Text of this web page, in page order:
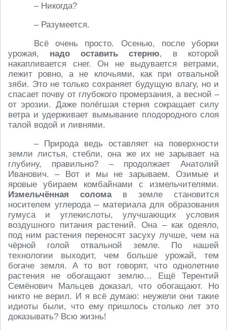
– Никогда?
– Разумеется.
Всё очень просто. Осенью, после уборки
урожая, надо оставить стерню, в которой
накапливается снег. Он не выдувается ветрами,
лежит ровно, а не клочьями, как при отвальной
зяби. Это не только сохраняет будущую влагу, но и
спасает почву от глубокого промерзания, а весной –
от эрозии. Даже полёгшая стерня сокращает силу
ветра и удерживает вымывание плодородного слоя
талой водой и ливнями.
– Природа ведь оставляет на поверхности
земли листья, стебли, она же их не зарывает на
глубину, правильно? – продолжает Анатолий
Иванович. – Вот и мы не зарываем. Озимые и
яровые убираем комбайнами с измельчителями.
Измельчённая соломав земле становится
носителем углерода – материала для образования
гумуса и углекислоты, улучшающих условия
воздушного питания растений. Она – как одеяло,
под ним растения переносят засуху лучше, чем на
чёрной голой отвальной земле. По нашей
технологии выходит, чем больше урожай, тем
богаче земля. А то вот говорят, что однолетние
растения не обогащают землю... Ещё Терентий
Семёнович Мальцев доказал, что обогащают. Но
никто не верил. И я всё думаю: неужели они такие
идиоты были, что ему пришлось столько лет это
доказывать? Всю жизнь!